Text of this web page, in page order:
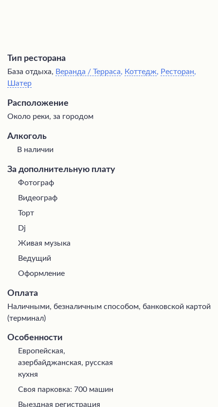
Тип ресторана
База отдыха, Веранда / Терраса, Коттедж, Ресторан,
Шатер
Расположение
Около реки, за городом
Алкоголь
В наличии
За дополнительную плату
Фотограф
Видеограф
Торт
Dj
Живая музыка
Ведущий
Оформление
Оплата
Наличными, безналичным способом, банковской картой
(терминал)
Особенности
Европейская,
азербайджанская, русская
кухня
Своя парковка: 700 машин
Выездная регистрация